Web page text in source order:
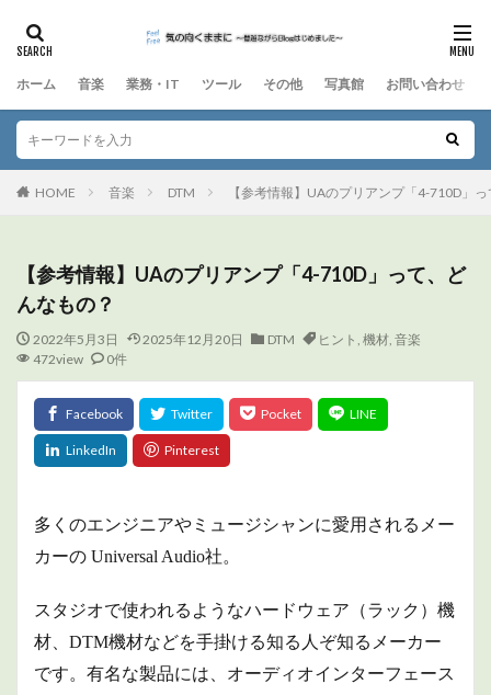
ホーム 音楽 業務・IT ツール その他 写真館 お問い合わせ
HOME 音楽 DTM 【参考情報】UAのプリアンプ「4-710D」
【参考情報】UAのプリアンプ「4-710D」って、ど
んなもの？
2022年5月3日 2025年12月20日 DTM ヒント , 機材, 音楽
472view
0件
多くのエンジニアやミュージシャンに愛用されるメー
カーの Universal Audio社。
スタジオで使われるようなハードウェア（ラック）機
材、DTM機材などを手掛ける知る人ぞ知るメーカー
です。有名な製品には、オーディオインターフェース